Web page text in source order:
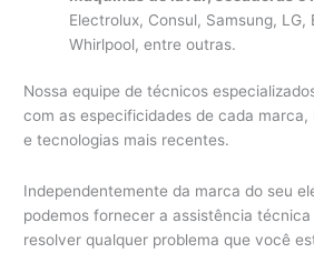
Electrolux, Consul, Samsung, LG,
Whirlpool, entre outras.
Nossa equipe de técnicos
com as especificidades de cada marca,
e tecnologias mais recentes.
Independentemente da marca do seu
podemos fornecer a assistência
resolver qualquer problema que você